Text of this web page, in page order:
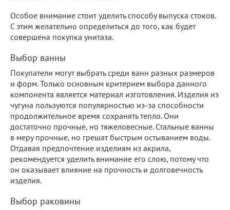
Особое внимание стоит уделить способу выпуска стоков.
С этим желательно определиться до того, как будет
совершена покупка унитаза.
Выбор ванны
Покупатели могут выбрать среди ванн разных размеров
и форм. Только основным критерием выбора данного
компонента является материал изготовления. Изделия из
чугуна пользуются популярностью из-за способности
продолжительное время сохранять тепло. Они
достаточно прочные, но тяжеловесные. Стальные ванны
в меру прочные, но грешат быстрым остыванием воды.
Отдавая предпочтение изделиям из акрила,
рекомендуется уделить внимание его слою, потому что
он оказывает влияние на прочность и долговечность
изделия.
Выбор раковины